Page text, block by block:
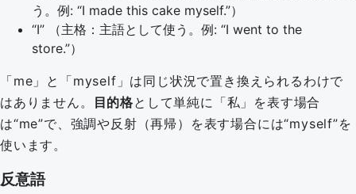
う。例: “I made this cake myself.”）
“I” （主格：主語として使う。例: “I went to the
store.”）
「me」と「myself」は同じ状況で置き換えられるわけで
はありません。
目的格として単純に「私」を表す場合
は“me”で、強調や反射（再帰）を表す場合には“myself”を
使います。
反意語